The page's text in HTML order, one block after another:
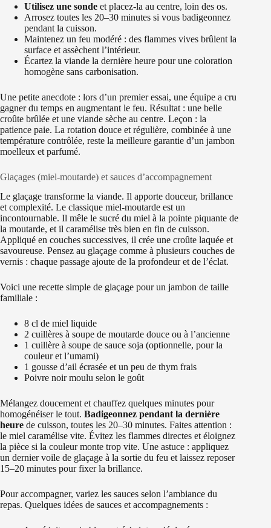
Utilisez une sonde et placez-la au centre, loin des os.
Arrosez toutes les 20–30 minutes si vous badigeonnez
pendant la cuisson.
Maintenez un feu modéré : des flammes vives brûlent la
surface et assèchent l’intérieur.
Écartez la viande la dernière heure pour une coloration
homogène sans carbonisation.
Une petite anecdote : lors d’un premier essai, une équipe a cru
gagner du temps en augmentant le feu. Résultat : une belle
croûte brûlée et une viande sèche au centre. Leçon : la
patience paie. La rotation douce et régulière, combinée à une
température contrôlée, reste la meilleure garantie d’un jambon
moelleux et parfumé.
Glaçages (miel-moutarde) et sauces d’accompagnement
Le glaçage transforme la viande. Il apporte douceur, brillance
et complexité. Le classique miel-moutarde est un
incontournable. Il mêle le sucré du miel à la pointe piquante de
la moutarde, et il caramélise très bien en fin de cuisson.
Appliqué en couches successives, il crée une croûte laquée et
savoureuse. Pensez au glaçage comme à plusieurs couches de
vernis : chaque passage ajoute de la profondeur et de l’éclat.
Voici une recette simple de glaçage pour un jambon de taille
familiale :
8 cl de miel liquide
2 cuillères à soupe de moutarde douce ou à l’ancienne
1 cuillère à soupe de sauce soja (optionnelle, pour la
couleur et l’umami)
1 gousse d’ail écrasée et un peu de thym frais
Poivre noir moulu selon le goût
Mélangez doucement et chauffez quelques minutes pour
homogénéiser le tout. Badigeonnez pendant la dernière
heure de cuisson, toutes les 20–30 minutes. Faites attention :
le miel caramélise vite. Évitez les flammes directes et éloignez
la pièce si la couleur monte trop vite. Une astuce : appliquez
un dernier voile de glaçage à la sortie du feu et laissez reposer
15–20 minutes pour fixer la brillance.
Pour accompagner, variez les sauces selon l’ambiance du
repas. Quelques idées de sauces et accompagnements :